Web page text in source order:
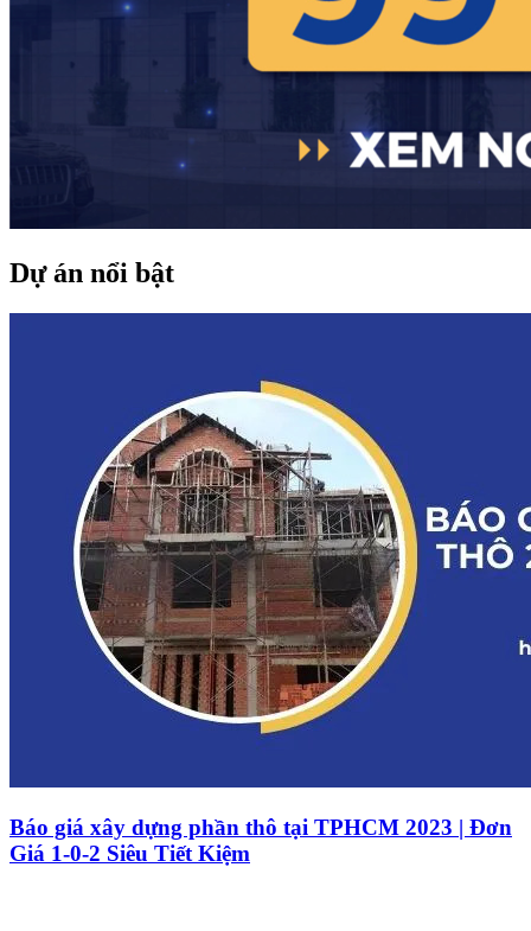
Dự án nổi bật
Báo giá xây dựng phần thô tại TPHCM 2023 | Đơn
Giá 1-0-2 Siêu Tiết Kiệm